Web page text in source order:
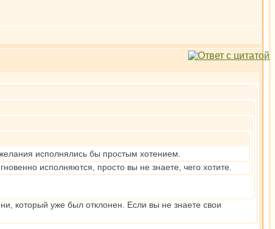
исполнялись бы простым хотением.
исполняются, просто вы не знаете, чего хотите.
который уже был отклонен. Если вы не знаете свои